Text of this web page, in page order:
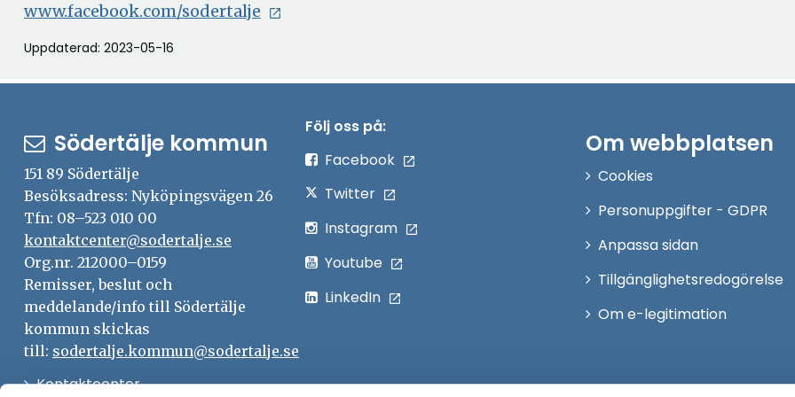
www.facebook.com/sodertalje
Uppdaterad: 2023-05-16
Södertälje kommun
151 89 Södertälje
Besöksadress: Nyköpingsvägen 26
Tfn: 08–523 010 00
kontaktcenter@sodertalje.se
Org.nr. 212000–0159
Remisser, beslut och
meddelande/info till Södertälje
kommun skickas
till: sodertalje.kommun@sodertalje.se
KontaktcenterÖppna
Följ oss på:
Facebook
Twitter
Instagram
Youtube
LinkedIn
Om webbplatsen
Cookies
Personuppgifter - GDPR
Anpassa sidan
Tillgänglighetsredogörelse
Om e-legitimation